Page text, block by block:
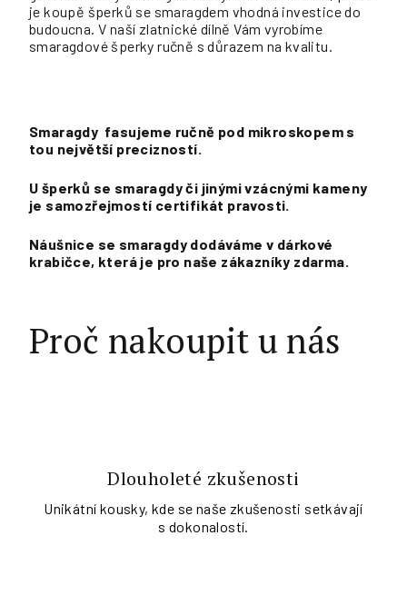
je koupě šperků se smaragdem vhodná investice do
budoucna. V naší zlatnické dílně Vám vyrobíme
smaragdové šperky ručně s důrazem na kvalitu.
Smaragdy fasujeme ručně pod mikroskopem s
tou největší precizností.
U šperků se smaragdy či jinými vzácnými kameny
je samozřejmostí certifikát pravosti.
Náušnice se smaragdy dodáváme v dárkové
krabičce, která je pro naše zákazníky zdarma.
Proč nakoupit u nás
Dlouholeté zkušenosti
Unikátní kousky, kde se naše zkušenosti setkávají
s dokonalostí.